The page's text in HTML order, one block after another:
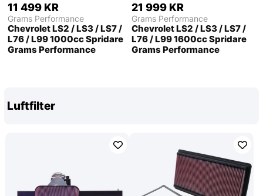
11 499 KR
Grams Performance
Chevrolet LS2 / LS3 / LS7 /
L76 / L99 1000cc Spridare
Grams Performance
21 999 KR
Grams Performance
Chevrolet LS2 / LS3 / LS7 /
L76 / L99 1600cc Spridare
Grams Performance
Luftfilter